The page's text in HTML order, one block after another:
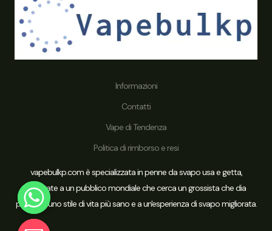
Informazioni
Contatti
Vape di Tendenza
Politica di rimborso e resi
vapebulkp.com è specializzata in penne da svapo usa e getta,
dedicate a un pubblico mondiale che cerca un grossista che dia
priorità a uno stile di vita più sano e a un'esperienza di svapo migliorata.